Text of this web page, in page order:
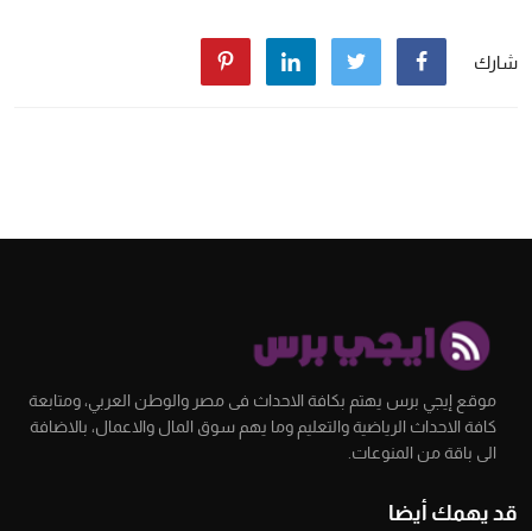
شارك
موقع إيجي برس يهتم بكافة الاحداث فى مصر والوطن العربي، ومتابعة
كافة الاحداث الرياضية والتعليم وما يهم سوق المال والاعمال، بالاضافة
الى باقة من المنوعات.
قد يهمك أيضا